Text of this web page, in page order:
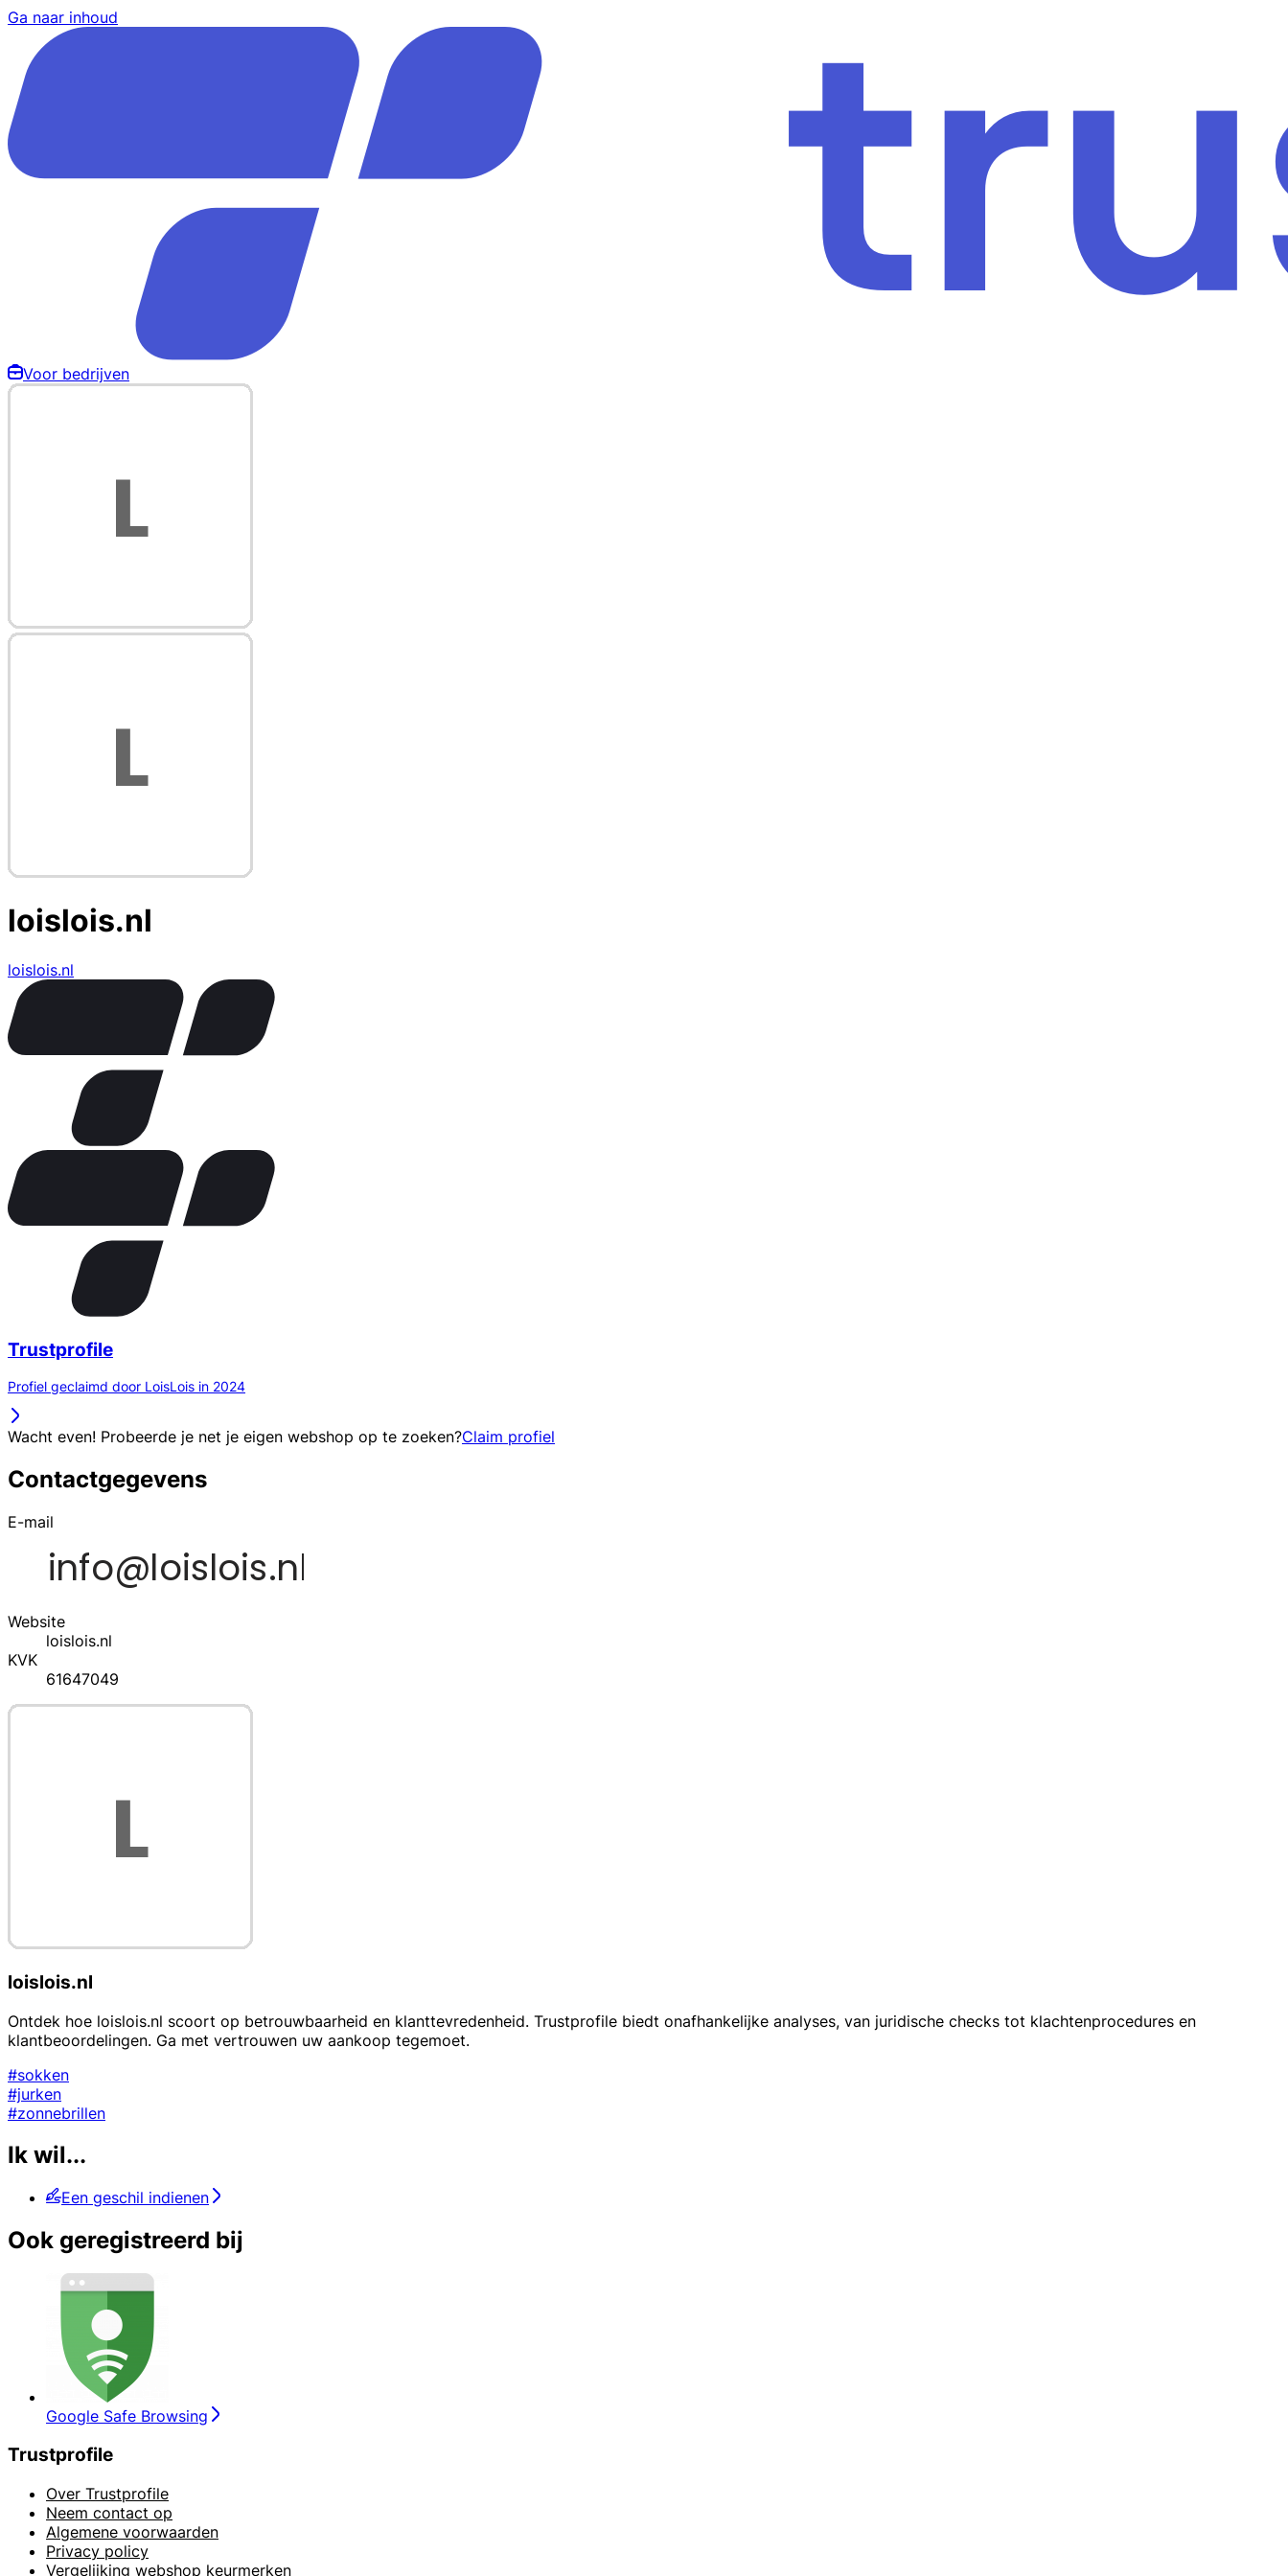
Ga naar inhoud
Voor bedrijven
loislois.nl
loislois.nl
Trustprofile
Profiel geclaimd door LoisLois in 2024
Wacht even! Probeerde je net je eigen webshop op te zoeken?Claim profiel
Contactgegevens
E-mail
Website
loislois.nl
KVK
61647049
loislois.nl
Ontdek hoe loislois.nl scoort op betrouwbaarheid en klanttevredenheid. Trustprofile biedt onafhankelijke analyses, van juridische checks tot klachtenprocedures en
klantbeoordelingen. Ga met vertrouwen uw aankoop tegemoet.
#sokken
#jurken
#zonnebrillen
Ik wil...
Een geschil indienen
Ook geregistreerd bij
Google Safe Browsing
Trustprofile
Over Trustprofile
Neem contact op
Algemene voorwaarden
Privacy policy
Vergelijking webshop keurmerken